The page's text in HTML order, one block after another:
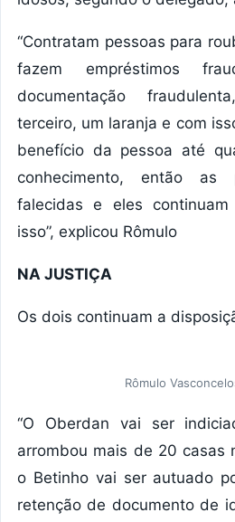
“Contratam pessoas para
fazem empréstimos
documentação
terceiro, um laranja e com
benefício da pessoa até
conhecimento, então
falecidas e eles
isso”, explicou Rômulo
NA JUSTIÇA
Os dois continuam a
Rômulo
“O Oberdan vai ser
arrombou mais de 20 casas
o Betinho vai ser autuado
retenção de documento de